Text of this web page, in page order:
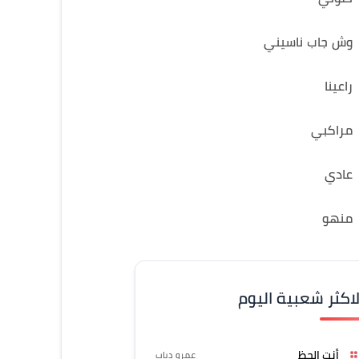
وش جاب ناسيني
راعينا
مراكبي
عادي
منهو
شعبية اليوم
أنت الحظ عمرو دياب